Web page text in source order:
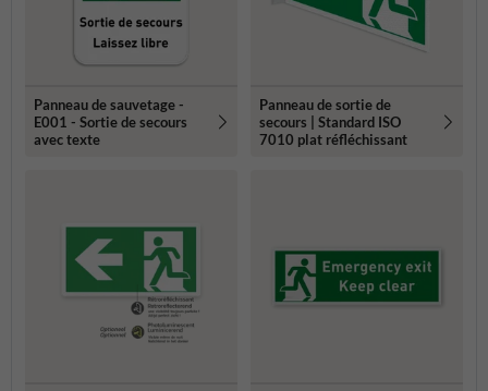
Panneau de sauvetage -
E001 - Sortie de secours
avec texte
Panneau de sortie de
secours | Standard ISO
7010 plat réfléchissant